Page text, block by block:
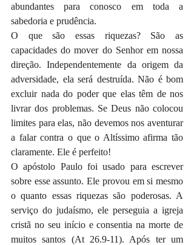
abundantes para conosco em toda a
sabedoria e prudência.
O que são essas riquezas? São as
capacidades do mover do Senhor em nossa
direção. Independentemente da origem da
adversidade, ela será destruída. Não é bom
excluir nada do poder que elas têm de nos
livrar dos problemas. Se Deus não colocou
limites para elas, não devemos nos aventurar
a falar contra o que o Altíssimo afirma tão
claramente. Ele é perfeito!
O apóstolo Paulo foi usado para escrever
sobre esse assunto. Ele provou em si mesmo
o quanto essas riquezas são poderosas. A
serviço do judaísmo, ele perseguia a igreja
cristã no seu início e consentia na morte de
muitos santos (At 26.9-11). Após ter um